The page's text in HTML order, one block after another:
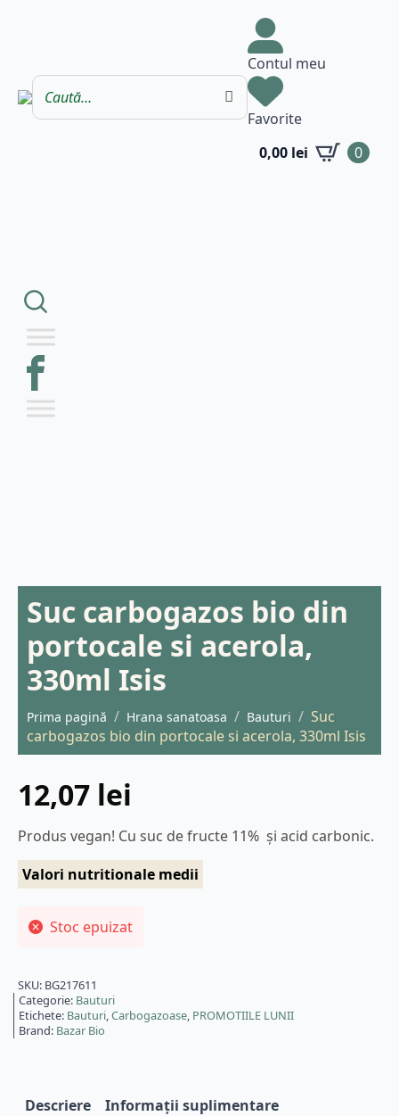
Contul meu
Favorite
0,00 lei 0
Suc carbogazos bio din
portocale si acerola,
330ml Isis
Prima pagină Hrana sanatoasa Bauturi
Suc
carbogazos bio din portocale si acerola, 330ml Isis
12,07 lei
Produs vegan! Cu suc de fructe 11% și acid carbonic.
Valori nutritionale medii
Stoc epuizat
SKU: BG217611
Categorie: Bauturi
Etichete: Bauturi,Carbogazoase, PROMOTIILE LUNII
Brand: Bazar Bio
Descriere Informații suplimentare